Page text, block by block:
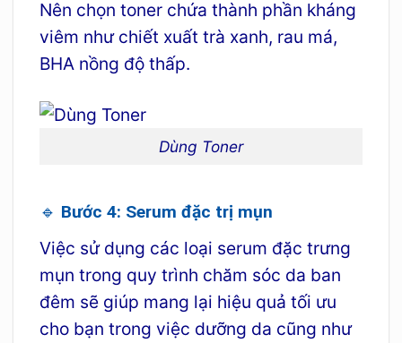
Nên chọn toner chứa thành phần kháng
viêm như chiết xuất trà xanh, rau má,
BHA nồng độ thấp.
Dùng Toner
🔹 Bước 4: Serum đặc trị mụn
Việc sử dụng các loại serum đặc trưng
mụn trong quy trình chăm sóc da ban
đêm sẽ giúp mang lại hiệu quả tối ưu
cho bạn trong việc dưỡng da cũng như